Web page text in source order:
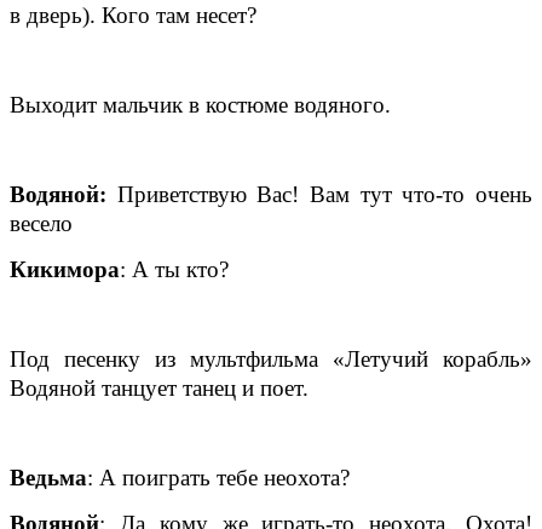
в дверь). Кого там несет?
Выходит мальчик в костюме водяного.
Водяной: Приветствую Вас! Вам тут что-то очень
весело
Кикимора: А ты кто?
Под песенку из мультфильма «Летучий корабль»
Водяной танцует танец и поет.
Ведьма: А поиграть тебе неохота?
Водяной: Да кому же играть-то неохота. Охота!